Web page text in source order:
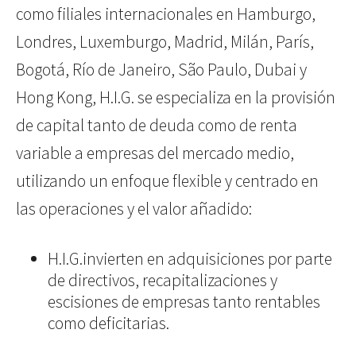
como filiales internacionales en Hamburgo,
Londres, Luxemburgo, Madrid, Milán, París,
Bogotá, Río de Janeiro, São Paulo, Dubai y
Hong Kong, H.I.G. se especializa en la provisión
de capital tanto de deuda como de renta
variable a empresas del mercado medio,
utilizando un enfoque flexible y centrado en
las operaciones y el valor añadido:
H.I.G.invierten en adquisiciones por parte
de directivos, recapitalizaciones y
escisiones de empresas tanto rentables
como deficitarias.